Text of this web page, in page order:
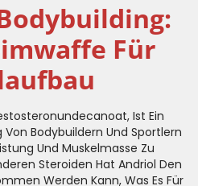
Für
Ist Ein
Bodybuildern Und Sportlern
Und Muskelmasse Zu
Steroiden Hat Andriol Den
Werden Kann, Was Es Für